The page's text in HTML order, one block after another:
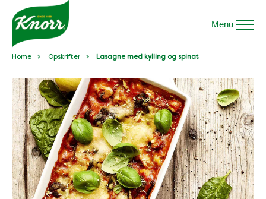
Menu
Home Opskrifter Lasagne med kylling og spinat